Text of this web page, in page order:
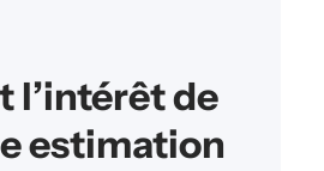
l’intérêt de
estimation